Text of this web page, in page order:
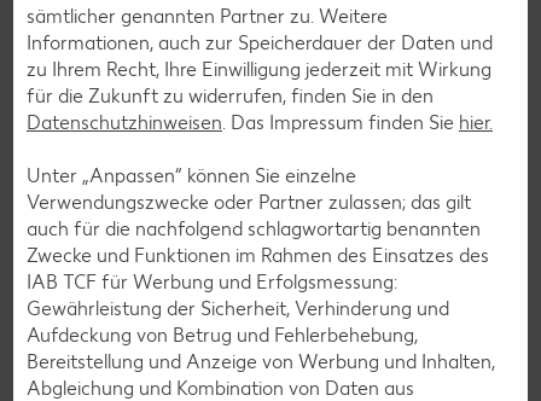
© bodnarphoto – stock.adobe.com
Mindesthaltbarkeitsdatum (MHD)
sämtlicher genannten Partner zu. Weitere
Informationen, auch zur Speicherdauer der Daten und
zu Ihrem Recht, Ihre Einwilligung jederzeit mit Wirkung
für die Zukunft zu widerrufen, finden Sie in den
Datenschutzhinweisen. Das Impressum finden Sie hier.
Unter „Anpassen“ können Sie einzelne
Verwendungszwecke oder Partner zulassen; das gilt
auch für die nachfolgend schlagwortartig benannten
Zwecke und Funktionen im Rahmen des Einsatzes des
IAB TCF für Werbung und Erfolgsmessung:
Gewährleistung der Sicherheit, Verhinderung und
Aufdeckung von Betrug und Fehlerbehebung,
Bereitstellung und Anzeige von Werbung und Inhalten,
Abgleichung und Kombination von Daten aus